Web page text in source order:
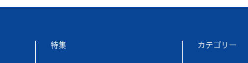
特集 カテゴリー